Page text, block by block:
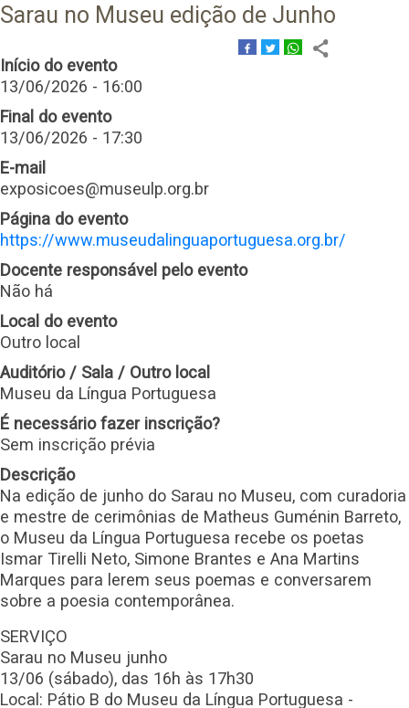
Sarau no Museu edição de Junho
Início do evento
13/06/2026 - 16:00
Final do evento
13/06/2026 - 17:30
E-mail
exposicoes@museulp.org.br
Página do evento
https://www.museudalinguaportuguesa.org.br/
Docente responsável pelo evento
Não há
Local do evento
Outro local
Auditório / Sala / Outro local
Museu da Língua Portuguesa
É necessário fazer inscrição?
Sem inscrição prévia
Descrição
Na edição de junho do Sarau no Museu, com curadoria
e mestre de cerimônias de Matheus Guménin Barreto,
o Museu da Língua Portuguesa recebe os poetas
Ismar Tirelli Neto, Simone Brantes e Ana Martins
Marques para lerem seus poemas e conversarem
sobre a poesia contemporânea.
SERVIÇO
Sarau no Museu junho
13/06 (sábado), das 16h às 17h30
Local: Pátio B do Museu da Língua Portuguesa -